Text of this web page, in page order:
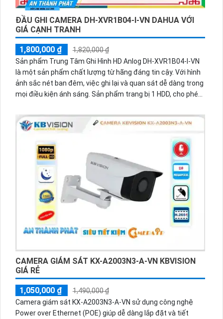
ĐẦU GHI CAMERA DH-XVR1B04-I-VN DAHUA VỚI
GIÁ CẠNH TRANH
1,800,000 ₫
1,820,000 ₫
Sản phẩm Trung Tâm Ghi Hình HD Anlog DH-XVR1B04-I-VN
là một sản phẩm chất lượng từ hãng đáng tin cậy. Với hình
ảnh sắc nét ban đêm, việc ghi lại và quan sát dễ dàng trong
mọi điều kiện ánh sáng. Sản phẩm trang bị 1 HDD, cho phép
megapixel FULL HD 1080P, độ phân giải rõ nét và sắc nét.
Đặc biệt, trung tâm hỗ trợ kết nối nhanh với các trang bị
AHD, CVI, TVI, BCS, giảm sự cố và mang lại trải nghiệm tốt
cho người sử dụng.Đây là một lựa chọn tuyệt vời cho các
công trình nhỏ và có giá thành phải chăng. Trung tâm ghi
hình có 4 kênh ghi, đáp ứng nhu cầu khác nhau. Nổi bật
trong sản phẩm là tính năng thu hình chất lượng, giúp tiết
kiệm 50% dung lượng với công nghệ nén
H.265+/H.265/H.264+/H.264. Điều này giúp gia tăng hiệu
suất và tiết kiệm không gian lưu trữ.Với các tính năng và
hiệu suất tốt, Trung Tâm Ghi Hình HD Anlog DH-XVR1B04-I-
VN là một sản phẩm đáng xem xét cho mọi nhu cầu quan
CAMERA GIÁM SÁT KX-A2003N3-A-VN KBVISION
GIÁ RẺ
1,050,000 ₫
1,490,000 ₫
Camera giám sát KX-A2003N3-A-VN sử dụng công nghệ
Power over Ethernet (POE) giúp dễ dàng lắp đặt và tiết